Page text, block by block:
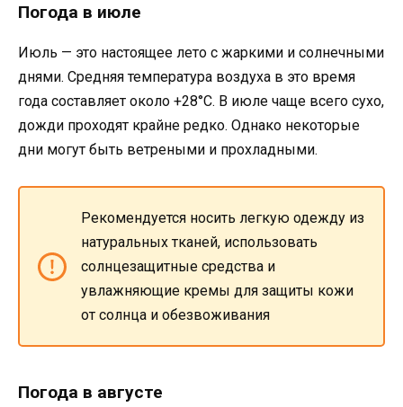
Погода в июле
Июль — это настоящее лето с жаркими и солнечными
днями. Средняя температура воздуха в это время
года составляет около +28°C. В июле чаще всего сухо,
дожди проходят крайне редко. Однако некоторые
дни могут быть ветреными и прохладными.
Рекомендуется носить легкую одежду из
натуральных тканей, использовать
солнцезащитные средства и
увлажняющие кремы для защиты кожи
от солнца и обезвоживания
Погода в августе